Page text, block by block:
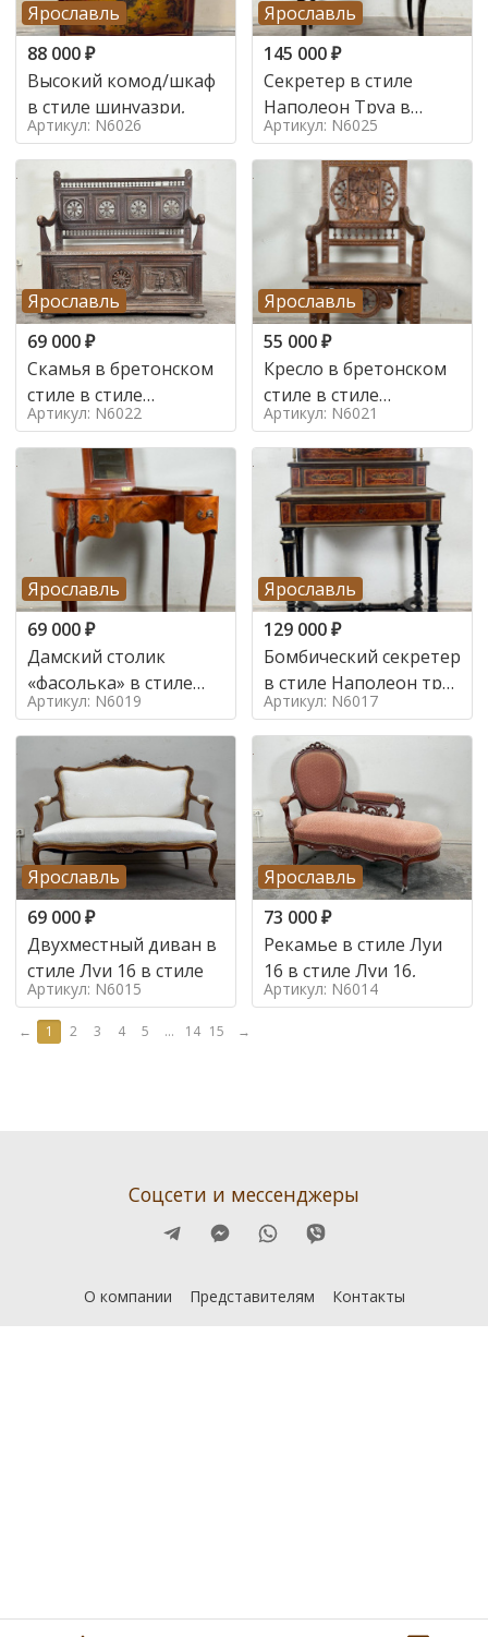
Ярославль
88 000₽
Высокий комод/шкаф
в стиле шинуазри,
Артикул: N6026
Ярославль
145 000₽
Секретер в стиле
Наполеон Труа в
стиле 19 век
Артикул: N6025
Ярославль
69 000₽
Скамья в бретонском
стиле в стиле
Артикул: N6022
Ярославль
55 000₽
Кресло в бретонском
стиле в стиле
Артикул: N6021
Ярославль
69 000₽
Дамский столик
«фасолька» в стиле
Луи 16,
Артикул: N6019
Ярославль
129 000₽
Бомбический секретер
в стиле Наполеон труа
в стиле
Артикул: N6017
Ярославль
69 000₽
Двухместный диван в
стиле Луи 16 в стиле
Артикул: N6015
Ярославль
73 000₽
Рекамье в стиле Луи
16 в стиле Луи 16,
Артикул: N6014
← 1 2 3 4 5 ... 14 15 →
Соцсети и мессенджеры
О компании Представителям Контакты